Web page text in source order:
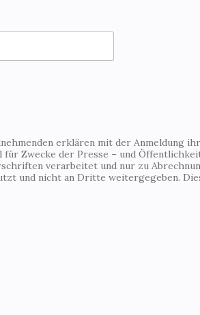
erklären mit der Anmeldung
Zwecke der Presse – und
verarbeitet und nur zu
und nicht an Dritte weitergegeben.